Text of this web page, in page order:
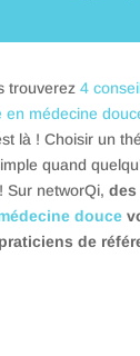
trouverez 4
en médecine
là ! Choisir un
quand
Sur networQi, des
douce
de